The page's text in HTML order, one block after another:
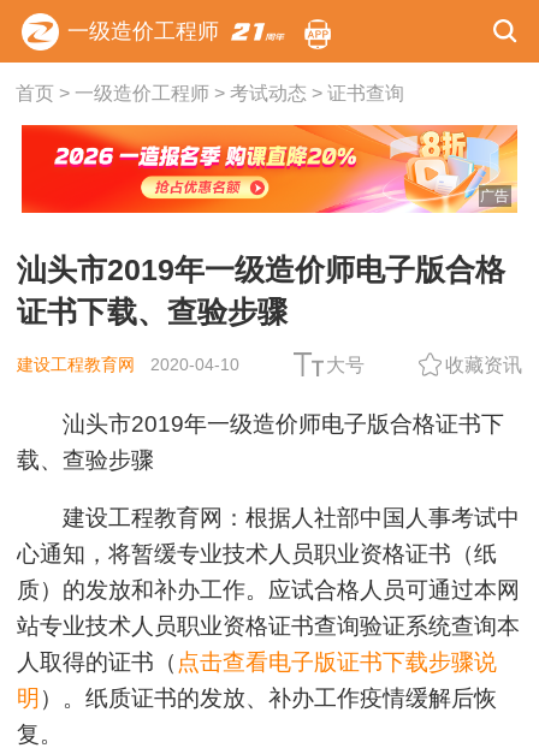
一级造价工程师
首页> 一级造价工程师> 考试动态 > 证书查询
广告
汕头市2019年一级造价师电子版合格
证书下载、查验步骤
建设工程教育网 2020-04-10 大号 收藏资讯
汕头市2019年一级造价师电子版合格证书下
载、查验步骤
建设工程教育网：根据人社部中国人事考试中
心通知，将暂缓专业技术人员职业资格证书（纸
质）的发放和补办工作。应试合格人员可通过本网
站专业技术人员职业资格证书查询验证系统查询本
人取得的证书（ 点击查看电子版证书下载步骤说
明 ）。纸质证书的发放、补办工作疫情缓解后恢
复。